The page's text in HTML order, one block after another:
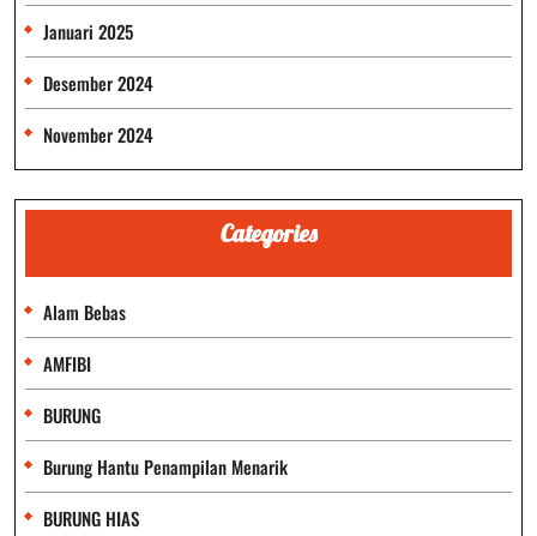
Januari 2025
Desember 2024
November 2024
Categories
Alam Bebas
AMFIBI
BURUNG
Burung Hantu Penampilan Menarik
BURUNG HIAS